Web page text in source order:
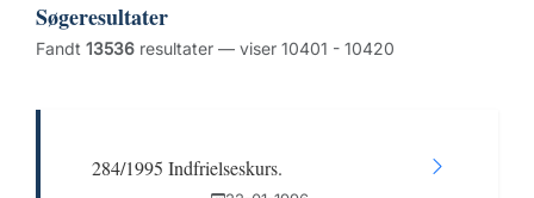
Søgeresultater
Fandt 13536 resultater — viser 10401 - 10420
284/1995 Indfrielseskurs.